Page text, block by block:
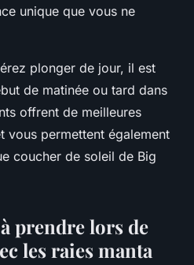
unique que vous ne
plonger de jour, il est
de matinée ou tard dans
offrent de meilleures
vous permettent également
coucher de soleil de Big
prendre lors de
les raies manta